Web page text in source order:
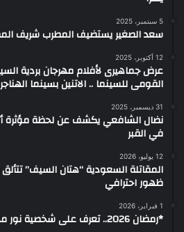
5 سبتمبر، 2025
سعد الصغير يستضيف المطرب شريف
12 أكتوبر، 2025
عرض جماهيرى لأفلام مهرجان بردية
القومى للسينما .. الاتنين بسينما الهناجر
31 ديسمبر، 2025
نضال الشافعي يكشف عن لحظة مؤثرة
في القبر
12 يوليو، 2026
المقاتلة السعودية “هتان السيف”
ظهور احترافي
1 فبراير، 2026
*رمضان 2026.. تعرف على شخصية نور محمود في «اللون الأزرق»